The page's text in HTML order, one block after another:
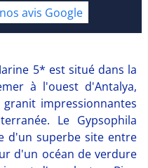
5* est situé dans la
à l'ouest d'Antalya,
impressionnantes
Le Gypsophila
d'un superbe site entre
d'un océan de verdure
avis Google